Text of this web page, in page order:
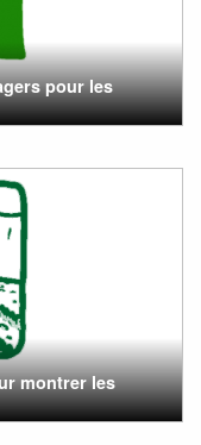
pour les
montrer les